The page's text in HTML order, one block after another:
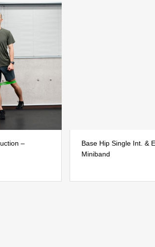
–
Base Hip Single Int. &
Miniband